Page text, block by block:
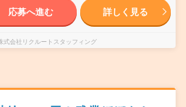
応募へ進む 詳しく見る
式会社リクルートスタッフィング